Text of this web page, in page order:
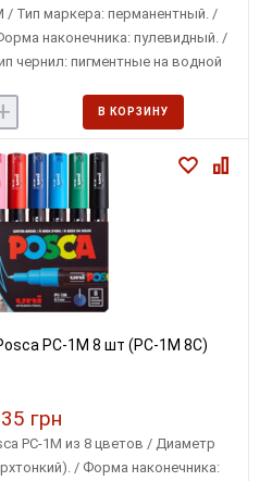
/ Тип маркера: перманентный. /
наконечника: пулевидный. /
чернил: пигментные на водной
В КОРЗИНУ
PC-1M 8 шт (PC-1M 8C)
грн
PC-1M из 8 цветов / Диаметр
/ Форма наконечника: